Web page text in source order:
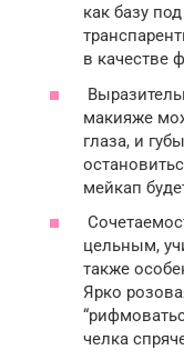
как базу
в качестве
макияже
глаза, и
мейкап
цельным,
также
Ярко
челка